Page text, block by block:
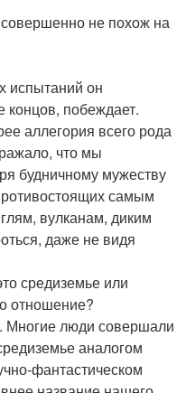
не похож на
испытаний он
концов, побеждает.
аллегория всего рода
что мы
будничному мужеству
самым
вулканам, диким
даже не видя
средиземье или
отношение?
Многие люди совершали
аналогом
фантастическом